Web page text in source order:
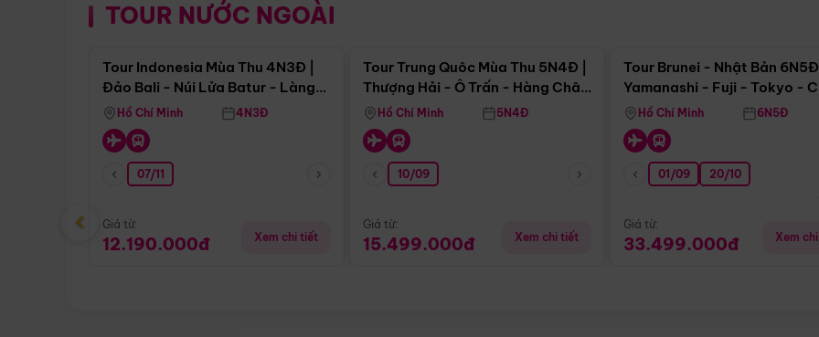
TOUR NƯỚC NGOÀI
Điểm nổi bật
Tour Indonesia Mùa Thu 4N3Đ |
Đảo Bali - Núi Lửa Batur - Làng
Penglipuran
Hồ Chí Minh 4N3Đ
07/11
Giá từ:
12.190.000đ Xem chi tiết
Tour Trung Quôc Mùa Thu 5N4Đ |
Thượng Hải - Ô Trấn - Hàng Châu
(Tour Không Shopping)
Hồ Chí Minh 5N4Đ
10/09
Giá từ:
15.499.000đ Xem chi tiết
Tour Brunei - Nhật Bản 6N5Đ |
Yamanashi - Fuji - Tokyo -
- Freeday
Hồ Chí Minh 6N5Đ
01/09 20/10
Giá từ:
33.499.000đ Xem
‹